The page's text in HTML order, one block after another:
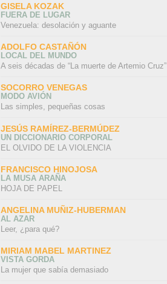
GISELA KOZAK
FUERA DE LUGAR
Venezuela: desolación y aguante
ADOLFO CASTAÑÓN
LOCAL DEL MUNDO
A seis décadas de “La muerte de Artemio Cruz”
SOCORRO VENEGAS
MODO AVIÓN
Las simples, pequeñas cosas
JESÚS RAMÍREZ-BERMÚDEZ
UN DICCIONARIO CORPORAL
EL OLVIDO DE LA VIOLENCIA
FRANCISCO HINOJOSA
LA MUSA ARAÑA
HOJA DE PAPEL
ANGELINA MUÑIZ-HUBERMAN
AL AZAR
Leer, ¿para qué?
MIRIAM MABEL MARTINEZ
VISTA GORDA
La mujer que sabía demasiado